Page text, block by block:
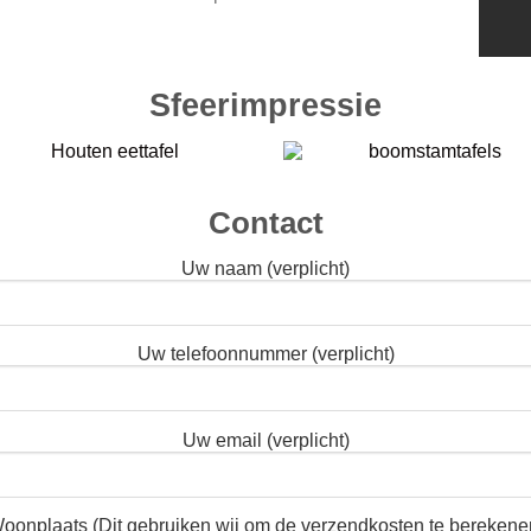
Sfeerimpressie
Contact
Uw naam (verplicht)
Uw telefoonnummer (verplicht)
Uw email (verplicht)
(Dit gebruiken wij om de verzendkosten te